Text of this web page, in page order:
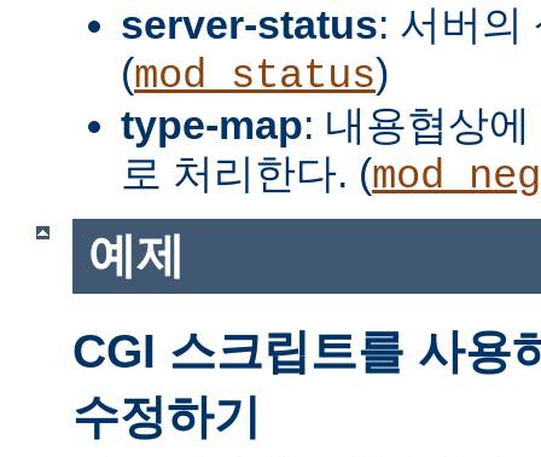
server-status: 서버의
(mod_status)
type-map: 내용협상
로 처리한다. (
예제
CGI 스크립트를 사용
수정하기